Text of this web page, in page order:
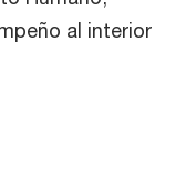
al interior